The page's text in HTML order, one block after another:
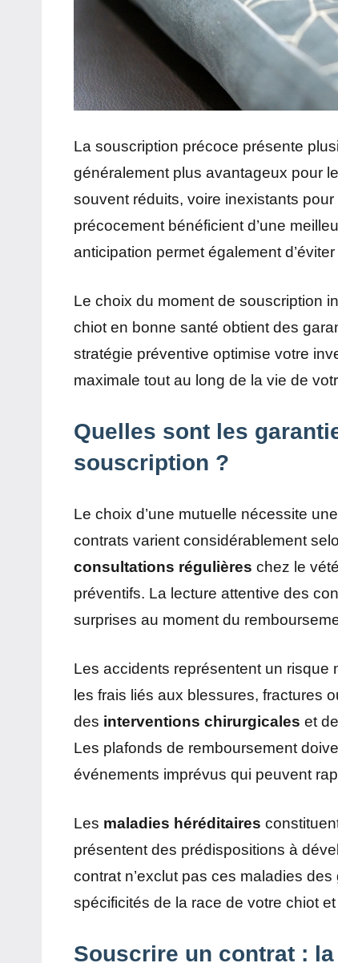
La souscription précoce présente
généralement plus avantageux pour
souvent réduits, voire inexistants
précocement bénéficient d’une
anticipation permet également
Le choix du moment de souscription
chiot en bonne santé obtient des
stratégie préventive optimise votre
maximale tout au long de la vie de
Quelles sont les
souscription ?
Le choix d’une mutuelle nécessite
contrats varient considérablement
consultations régulières chez le
préventifs. La lecture attentive des
surprises au moment du
Les accidents représentent un risque
les frais liés aux blessures, fractures
des interventions chirurgicales et
Les plafonds de remboursement
événements imprévus qui peuvent
Les maladies héréditaires
présentent des prédispositions à
contrat n’exclut pas ces maladies
spécificités de la race de votre chiot
Souscrire un contrat :